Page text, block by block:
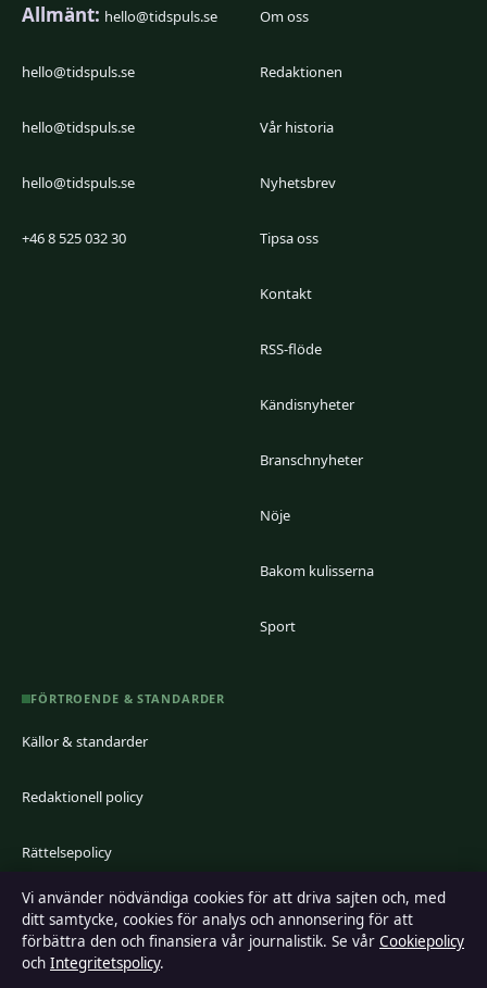
Allmänt: hello@tidspuls.se
hello@tidspuls.se
hello@tidspuls.se
hello@tidspuls.se
+46 8 525 032 30
Om oss
Redaktionen
Vår historia
Nyhetsbrev
Tipsa oss
Kontakt
RSS-flöde
Kändisnyheter
Branschnyheter
Nöje
Bakom kulisserna
Sport
FÖRTROENDE & STANDARDER
Källor & standarder
Redaktionell policy
Rättelsepolicy
Faktagranskningspolicy
Ägande & finansiering
Vi använder nödvändiga cookies för att driva sajten och, med
ditt samtycke, cookies för analys och annonsering för att
förbättra den och finansiera vår journalistik. Se vår Cookiepolicy
och Integritetspolicy.